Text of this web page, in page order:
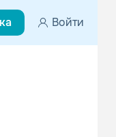
Войти
Двое пацанов из